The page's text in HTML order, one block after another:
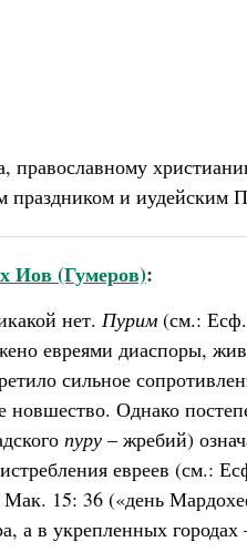
православному
праздником и иудейским
Иов (Гумеров):
нет. Пурим (см.:
евреями диаспоры,
сильное
новшество. Однако
пуру – жребий)
евреев (см.:
Мак. 15: 36 («день
а в укрепленных